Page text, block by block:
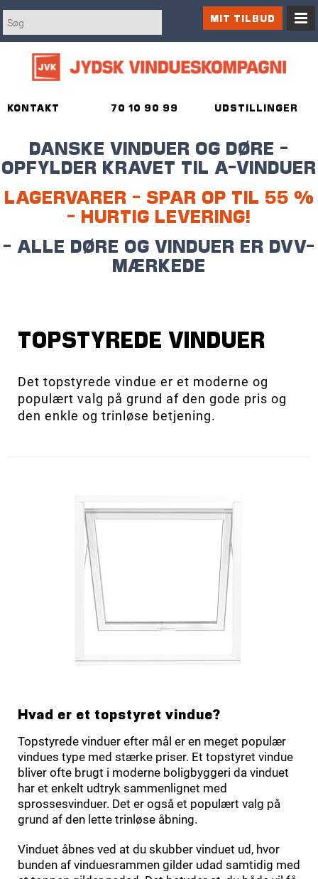
KONTAKT UDSTILLINGER
70 10 90 99
DANSKE VINDUER OG DØRE -
OPFYLDER KRAVET TIL A-VINDUER
LAGERVARER - SPAR OP TIL 55 %
- HURTIG LEVERING!
- ALLE DØRE OG VINDUER ER DVV-
MÆRKEDE
MIT TILBUD
TOPSTYREDE VINDUER
Det topstyrede vindue er et moderne og
populært valg på grund af den gode pris og
den enkle og trinløse betjening.
Hvad er et topstyret vindue?
Topstyrede vinduer efter mål er en meget populær
vindues type med stærke priser. Et topstyret vindue
bliver ofte brugt i moderne boligbyggeri da vinduet
har et enkelt udtryk sammenlignet med
sprossesvinduer. Det er også et populært valg på
grund af den lette trinløse åbning.
Vinduet åbnes ved at du skubber vinduet ud, hvor
bunden af vinduesrammen gilder udad samtidig med